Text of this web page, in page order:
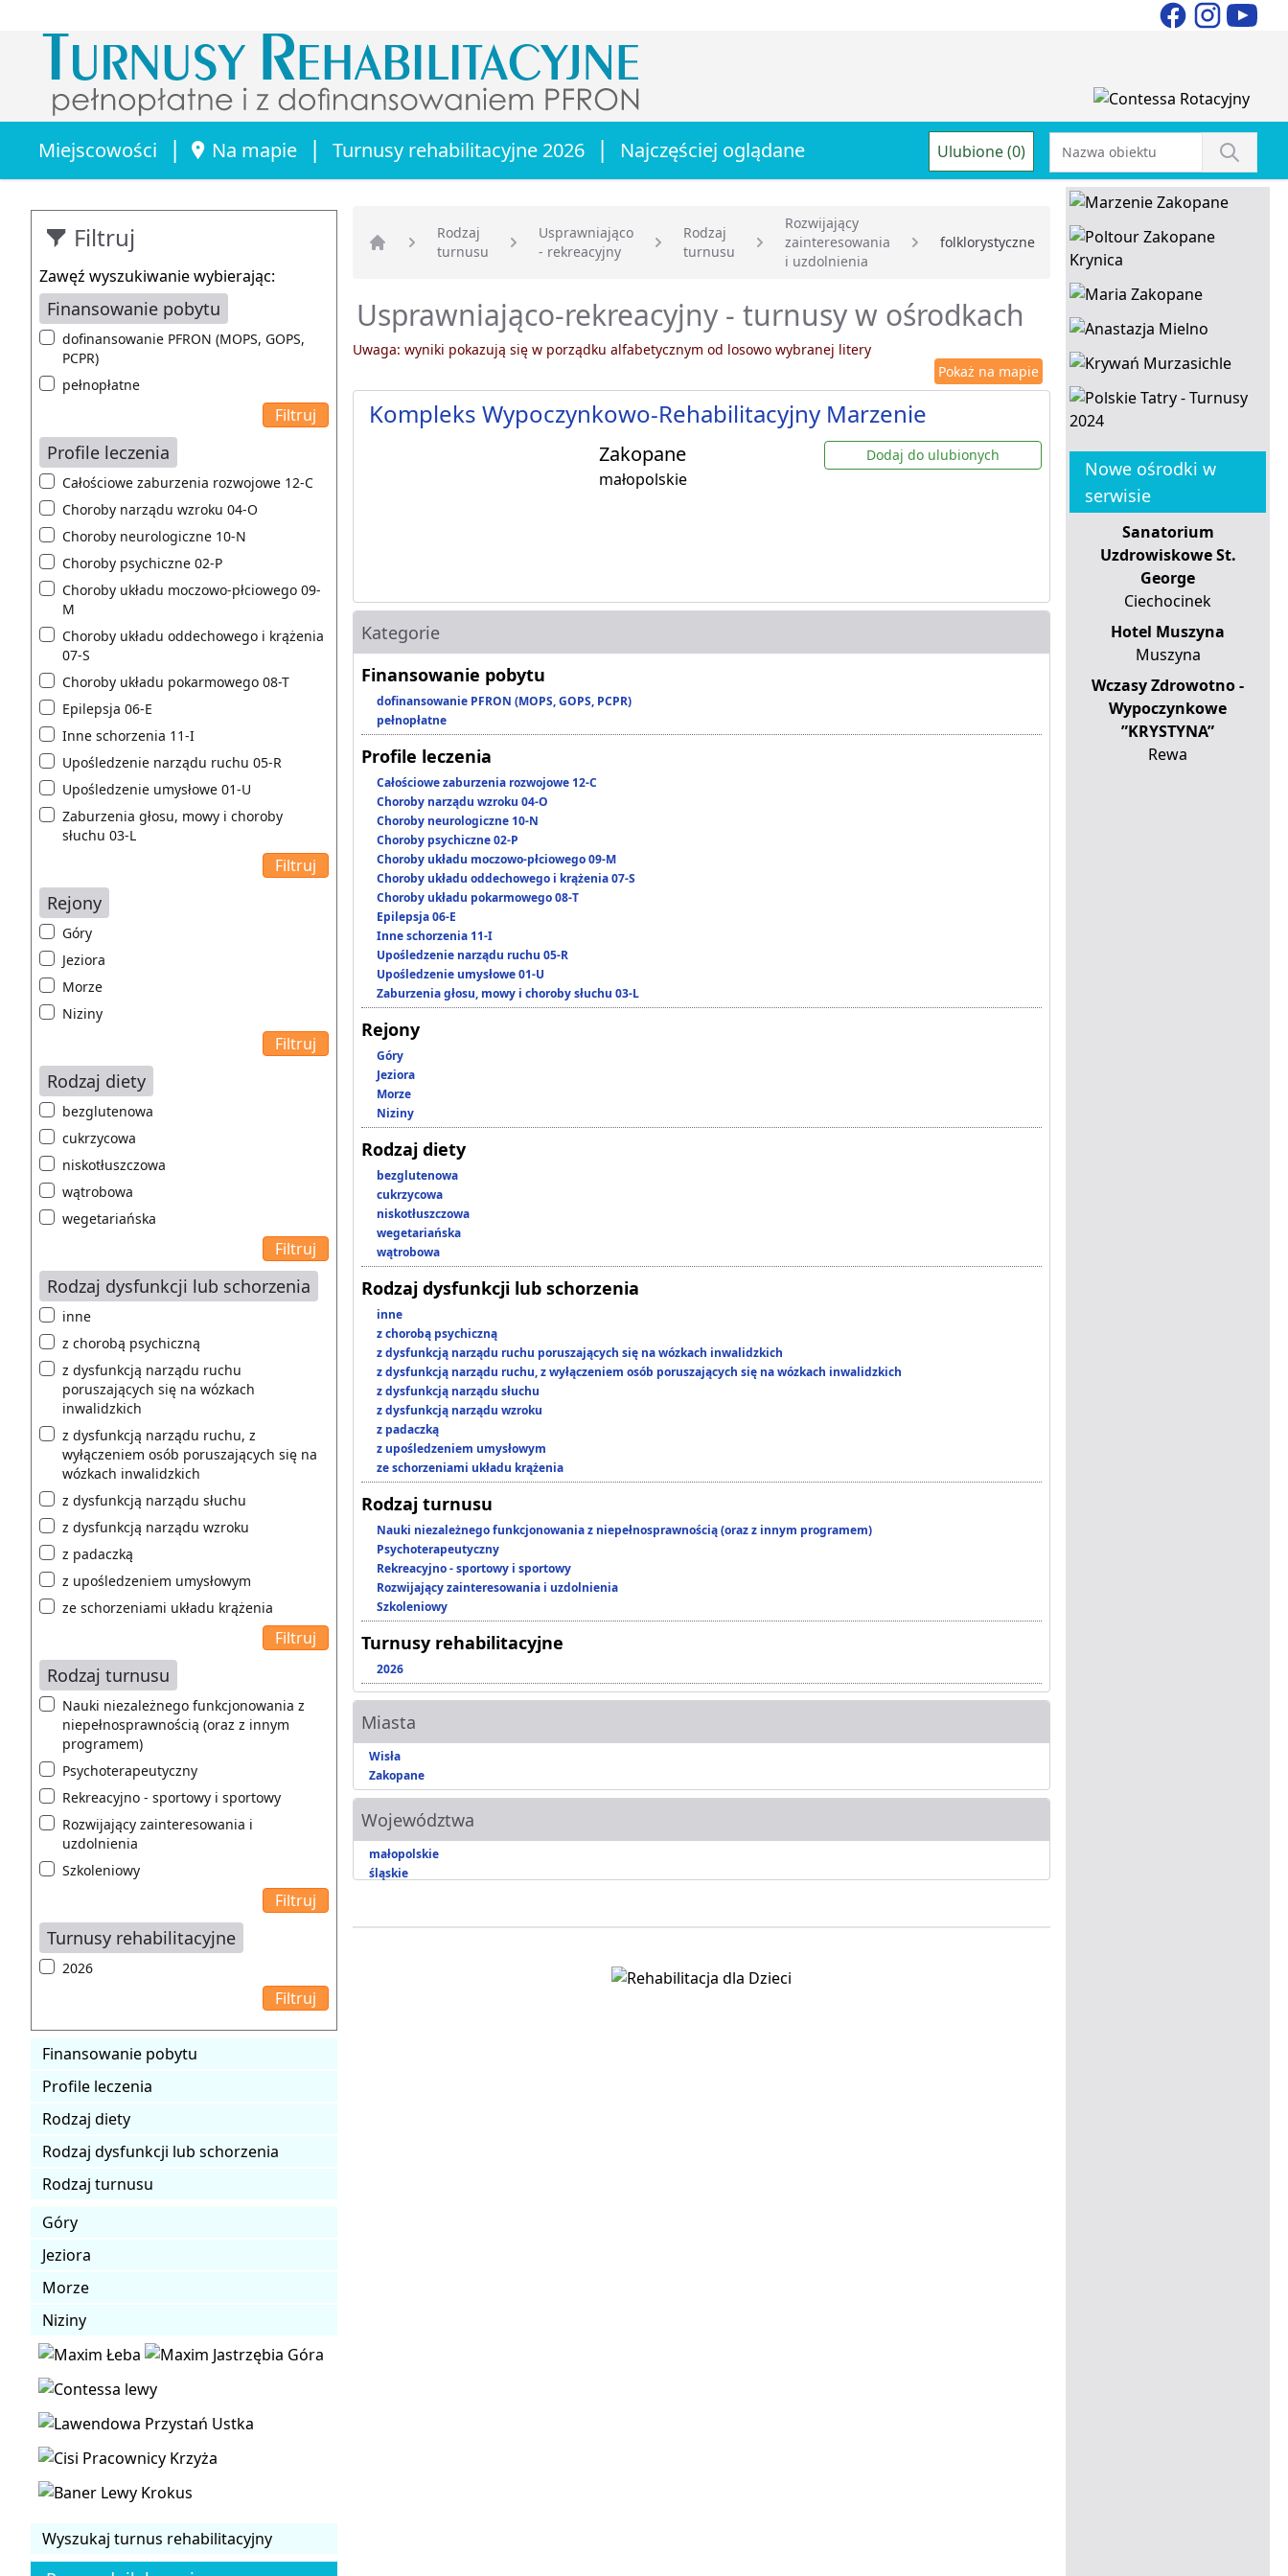
Miejscowości | Na mapie | Turnusy rehabilitacyjne 2026 | Najczęściej oglądane Ulubione (0)
Filtruj
Zawęź wyszukiwanie wybierając:
Finansowanie pobytu
dofinansowanie PFRON (MOPS, GOPS,
PCPR)
pełnopłatne
Profile leczenia
Całościowe zaburzenia rozwojowe 12-C
Choroby narządu wzroku 04-O
Choroby neurologiczne 10-N
Choroby psychiczne 02-P
Choroby układu moczowo-płciowego 09-
M
Choroby układu oddechowego i krążenia
07-S
Choroby układu pokarmowego 08-T
Epilepsja 06-E
Inne schorzenia 11-I
Upośledzenie narządu ruchu 05-R
Upośledzenie umysłowe 01-U
Zaburzenia głosu, mowy i choroby
słuchu 03-L
Rejony
Góry
Jeziora
Morze
Niziny
Rodzaj diety
bezglutenowa
cukrzycowa
niskotłuszczowa
wątrobowa
wegetariańska
Rodzaj dysfunkcji lub schorzenia
inne
z chorobą psychiczną
z dysfunkcją narządu ruchu
poruszających się na wózkach
inwalidzkich
z dysfunkcją narządu ruchu, z
wyłączeniem osób poruszających się na
wózkach inwalidzkich
z dysfunkcją narządu słuchu
z dysfunkcją narządu wzroku
z padaczką
z upośledzeniem umysłowym
ze schorzeniami układu krążenia
Rodzaj turnusu
Nauki niezależnego funkcjonowania z
niepełnosprawnością (oraz z innym
programem)
Psychoterapeutyczny
Rekreacyjno - sportowy i sportowy
Rozwijający zainteresowania i
uzdolnienia
Szkoleniowy
Turnusy rehabilitacyjne
2026
Finansowanie pobytu
Profile leczenia
Rodzaj diety
Rodzaj dysfunkcji lub schorzenia
Rodzaj turnusu
Góry
Jeziora
Morze
Niziny
Wyszukaj turnus rehabilitacyjny
Strona główna
Rodzaj
turnusu
Usprawniająco
- rekreacyjny
Rodzaj
turnusu
Rozwijający
zainteresowania
i uzdolnienia
folklorystyczne
Usprawniająco-rekreacyjny - turnusy w ośrodkach
Uwaga: wyniki pokazują się w porządku alfabetycznym od losowo wybranej litery
Pokaż na mapie
Kompleks Wypoczynkowo-Rehabilitacyjny Marzenie
Zakopane
małopolskie
Dodaj do ulubionych
Kategorie
Finansowanie pobytu
dofinansowanie PFRON (MOPS, GOPS, PCPR)
pełnopłatne
Profile leczenia
Całościowe zaburzenia rozwojowe 12-C
Choroby narządu wzroku 04-O
Choroby neurologiczne 10-N
Choroby psychiczne 02-P
Choroby układu moczowo-płciowego 09-M
Choroby układu oddechowego i krążenia 07-S
Choroby układu pokarmowego 08-T
Epilepsja 06-E
Inne schorzenia 11-I
Upośledzenie narządu ruchu 05-R
Upośledzenie umysłowe 01-U
Zaburzenia głosu, mowy i choroby słuchu 03-L
Rejony
Góry
Jeziora
Morze
Niziny
Rodzaj diety
bezglutenowa
cukrzycowa
niskotłuszczowa
wegetariańska
wątrobowa
Rodzaj dysfunkcji lub schorzenia
inne
z chorobą psychiczną
z dysfunkcją narządu ruchu poruszających się na wózkach inwalidzkich
z dysfunkcją narządu ruchu, z wyłączeniem osób poruszających się na wózkach inwalidzkich
z dysfunkcją narządu słuchu
z dysfunkcją narządu wzroku
z padaczką
z upośledzeniem umysłowym
ze schorzeniami układu krążenia
Rodzaj turnusu
Nauki niezależnego funkcjonowania z niepełnosprawnością (oraz z innym programem)
Psychoterapeutyczny
Rekreacyjno - sportowy i sportowy
Rozwijający zainteresowania i uzdolnienia
Szkoleniowy
Turnusy rehabilitacyjne
2026
Miasta
Wisła
Zakopane
Województwa
małopolskie
śląskie
Nowe ośrodki w
serwisie
Sanatorium
Uzdrowiskowe St.
George
Ciechocinek
Hotel Muszyna
Muszyna
Wczasy Zdrowotno -
Wypoczynkowe
”KRYSTYNA”
Rewa